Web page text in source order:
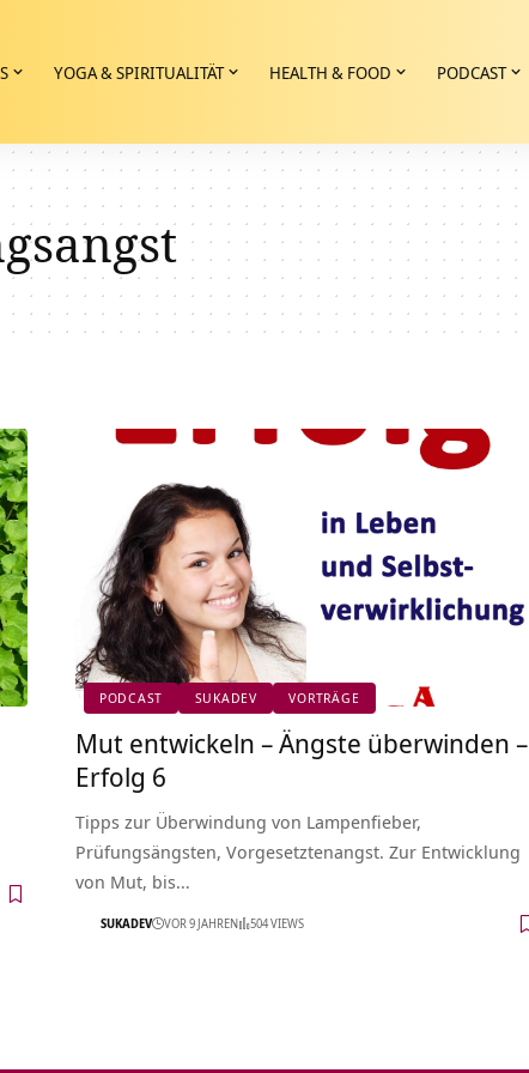
YOGA & SPIRITUALITÄT HEALTH & FOOD PODCAST
PODCAST SUKADEV VORTRÄGE
Mut entwickeln – Ängste überwinden –
Erfolg 6
Tipps zur Überwindung von Lampenfieber,
Prüfungsängsten, Vorgesetztenangst. Zur Entwicklung
von Mut, bis…
SUKADEV VOR 9 JAHREN 504 VIEWS